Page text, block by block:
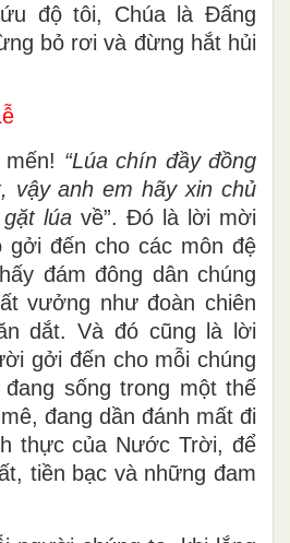
độ tôi, Chúa là Đấng
bỏ rơi và đừng hắt hủi
“Lúa chín đầy đồng
vậy anh em hãy xin chủ
lúa về”. Đó là lời mời
gởi đến cho các môn đệ
đám đông dân chúng
vưởng như đoàn chiên
dắt. Và đó cũng là lời
gởi đến cho mỗi chúng
sống trong một thế
đang dần đánh mất đi
thực của Nước Trời, để
tiền bạc và những đam